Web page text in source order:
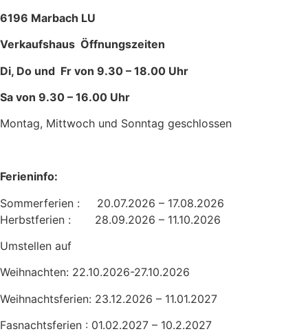
6196 Marbach LU
Verkaufshaus Öffnungszeiten
Di, Do und Fr von 9.30 – 18.00 Uhr
Sa von 9.30 – 16.00 Uhr
Montag, Mittwoch und Sonntag geschlossen
Ferieninfo:
Sommerferien : 20.07.2026 – 17.08.2026
Herbstferien : 28.09.2026 – 11.10.2026
Umstellen auf
Weihnachten: 22.10.2026-27.10.2026
Weihnachtsferien: 23.12.2026 – 11.01.2027
Fasnachtsferien : 01.02.2027 – 10.2.2027